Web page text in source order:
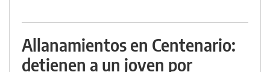
Allanamientos en Centenario:
detienen a un joven por